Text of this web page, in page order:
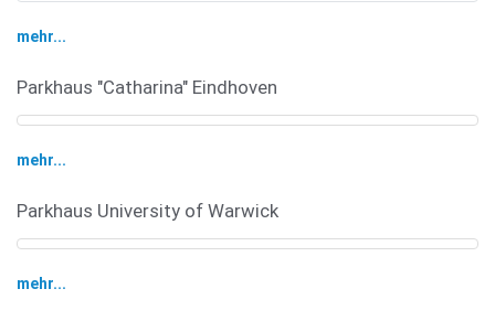
mehr...
Parkhaus "Catharina" Eindhoven
mehr...
Parkhaus University of Warwick
mehr...